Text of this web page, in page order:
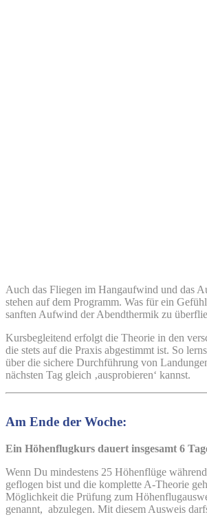
Auch das Fliegen im Hangaufwind und das
stehen auf dem Programm. Was für ein
sanften Aufwind der Abendthermik zu
Kursbegleitend erfolgt die Theorie in den
die stets auf die Praxis abgestimmt ist. So
über die sichere Durchführung von
nächsten Tag gleich ‚ausprobieren‘ kannst.
Am Ende der Woche:
Ein Höhenflugkurs dauert insgesamt 6
Wenn Du mindestens 25 Höhenflüge
geflogen bist und die komplette A-Theorie
Möglichkeit die Prüfung zum
genannt, abzulegen. Mit diesem Ausweis